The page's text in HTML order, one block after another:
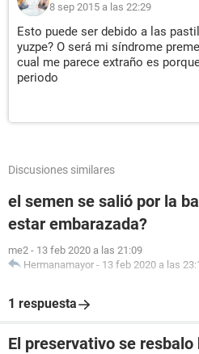
8 sep 2015 a las 22:29
Esto puede ser debido a las
yuzpe? O será mi síndrome
cual me parece extraño es
periodo
Discusiones similares
el semen se salió por la
estar embarazada?
me2 - 13 feb 2020 a las 21:09
Hermanamayor - 13 feb 2020 a las
1 respuesta
El preservativo se